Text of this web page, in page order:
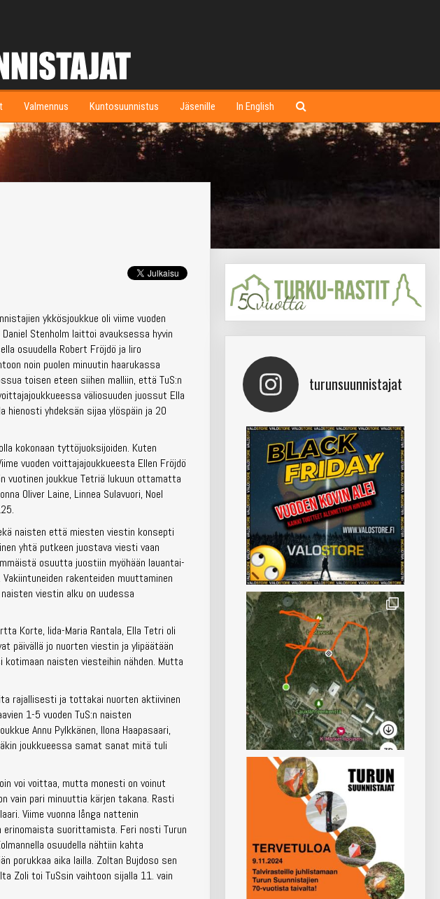
Valmennus Kuntosuunnistus Jäsenille In English
ykkösjoukkue oli viime vuoden
Stenholm laittoi avauksessa hyvin
osuudella Robert Fröjdö ja Iiro
noin puolen minuutin haarukassa
toisen eteen siihen malliin, että TuS:n
väliosuuden juossut Ella
hienosti yhdeksän sijaa ylöspäin ja 20
kokonaan tyttöjuoksijoiden. Kuten
vuoden voittajajoukkueesta Ellen Fröjdö
vuotinen joukkue Tetriä lukuun ottamatta
Oliver Laine, Linnea Sulavuori, Noel
naisten että miesten viestin konsepti
yhtä putkeen juostava viesti vaan
osuutta juostiin myöhään lauantai-
rakenteiden muuttaminen
viestin alku on uudessa
Korte, Iida-Maria Rantala, Ella Tetri oli
päivällä jo nuorten viestin ja ylipäätään
naisten viesteihin nähden. Mutta
rajallisesti ja tottakai nuorten aktiivinen
1-5 vuoden TuS:n naisten
Annu Pylkkänen, Ilona Haapasaari,
joukkueessa samat sanat mitä tuli
voi voittaa, mutta monesti on voinut
vain pari minuuttia kärjen takana. Rasti
Viime vuonna långa nattenin
erinomaista suorittamista. Feri nosti Turun
osuudella nähtiin kahta
porukkaa aika lailla. Zoltan Bujdoso sen
Zoli toi TuSsin vaihtoon sijalla 11. vain
turunsuunnistajat